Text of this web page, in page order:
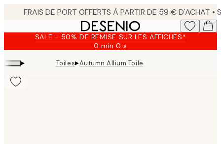
content.SALE - 50% DE REMISE SUR LES AFFICHES*
0 min0 s
Valable
jusqu'au
:
▸ Toiles▸Autumn Allium Toile